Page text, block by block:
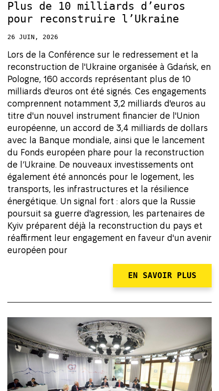
Plus de 10 milliards d’euros
pour reconstruire l’Ukraine
26 JUIN, 2026
Lors de la Conférence sur le redressement et la
reconstruction de l'Ukraine organisée à Gdańsk, en
Pologne, 160 accords représentant plus de 10
milliards d'euros ont été signés. Ces engagements
comprennent notamment 3,2 milliards d'euros au
titre d'un nouvel instrument financier de l'Union
européenne, un accord de 3,4 milliards de dollars
avec la Banque mondiale, ainsi que le lancement
du Fonds européen phare pour la reconstruction
de l’Ukraine. De nouveaux investissements ont
également été annoncés pour le logement, les
transports, les infrastructures et la résilience
énergétique. Un signal fort : alors que la Russie
poursuit sa guerre d'agression, les partenaires de
Kyiv préparent déjà la reconstruction du pays et
réaffirment leur engagement en faveur d'un avenir
européen pour
EN SAVOIR PLUS